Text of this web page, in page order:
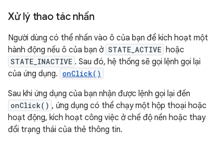
Xử lý thao tác nhấn
Người dùng có thể nhấn vào ô của bạn để kích hoạt một
hành động nếu ô của bạn ở STATE_ACTIVE hoặc
STATE_INACTIVE . Sau đó, hệ thống sẽ gọi lệnh gọi lại
của ứng dụng. onClick()
Sau khi ứng dụng của bạn nhận được lệnh gọi lại đến
onClick() , ứng dụng có thể chạy một hộp thoại hoặc
hoạt động, kích hoạt công việc ở chế độ nền hoặc thay
đổi trạng thái của thẻ thông tin.